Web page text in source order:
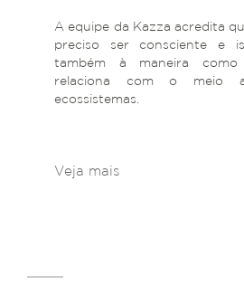
A equipe da Kazza acredita
preciso ser consciente e
também à maneira
relaciona com o meio
ecossistemas.
Veja mais